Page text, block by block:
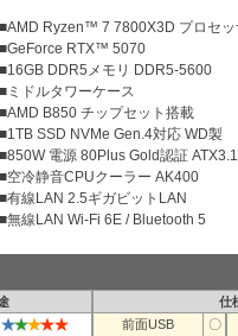
■AMD Ryzen™ 7 7800X3D プロセッ
■GeForce RTX™ 5070
■16GB DDR5メモリ DDR5-5600
■ミドルタワーケース
■AMD B850 チップセット搭載
■1TB SSD NVMe Gen.4対応 WD製
■850W 電源 80Plus Gold認証 ATX3.1
■空冷静音CPUクーラー AK400
■有線LAN 2.5ギガビットLAN
■無線LAN Wi-Fi 6E / Bluetooth 5
仕
★★★★★ 前面USB 〇